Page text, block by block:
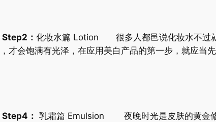
： 化妆水篇 Lotion 很多人都邑说化妆水不过就
才会饱满有光泽，在应用美白产品的第一步，就应当
Step4： 乳霜篇 Emulsion 夜晚时光是皮肤的黄金修